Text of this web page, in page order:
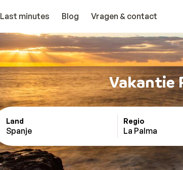
Last minutes Blog Vragen & contact
Vakantie
Land
Spanje
Regio
La Palma